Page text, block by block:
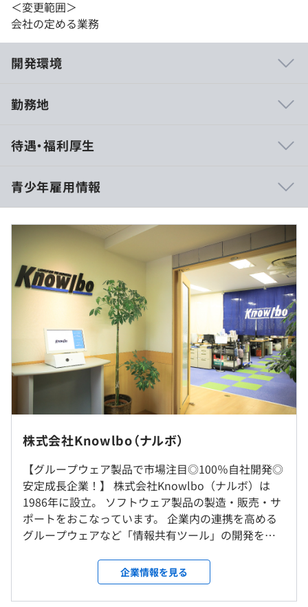
＜変更範囲＞
会社の定める業務
開発環境
リアルタイムに把握でき、やりがいを感じながら働いてい
・Microsoftの技術を使っていることが大きいため、毎年
近郊で開催されるカンファレンスには交代で参加し、最新
の技術を学び続けることができます。
・C#、ASP.NETに関する書籍の執筆者も在籍しています。
・小さい会社ながら、さまざまな大手企業でも導入されて
いるシステムを構築し、ハードウェアからサーバ周りアプ
リに至るまで幅広い技術に触れることができます。
◆グループウェア（社内などグループ単位で情報共有する
ためのソフトウェア）
・『ワークフローEX』：Excelを稟議書として使用できる
ワークフローシステム
https://www.workflow-ex.jp/
ステム
https://www.visitview.jp/
・『OfficeView』：スケジュール、施設予約、文書管理、
掲示板等の機能を持つシステム
https://www.knowlbo.co.jp/product/officeview/
◆コンポーネント（ソフトウェアに組み込める部品）
・『タイムビュー』：ガントチャート形式のコンポーネン
勤務地
※本社勤務
※転勤はありません
就業場所の変更範囲
＜雇入時＞
本社
＜変更範囲＞
変更なし
受動喫煙防止措置に関する事項
待遇・福利厚生
（※想定年収は年収提示額を保証するものではありません）
10:00～18:00（実働7時間）
休憩時間：12:00～13:00（60分間）
平均残業時間：平均9.5時間 / 月
・完全週休2日制（土・日）
・有給休暇
・産前産後休業
・育児休暇
・通勤交通費（非課税対象：50,000円以内）
青少年雇用情報
平均勤続年数
13.0年
研修の有無及び内容
新入社員に対し、入社後ビジネスマナー研修を実施
9.5時間
前年度の有給休暇の平均取得日数
13.5日
前事業年度の育児休業取得者数／出産者数
男性0人/0人
女性0人/0人
株式会社Knowlbo（ナルボ）
【グループウェア製品で市場注目◎100％自社開発◎
安定成長企業！】 株式会社Knowlbo（ナルボ）は
1986年に設立。 ソフトウェア製品の製造・販売・サ
ポートをおこなっています。 企業内の連携を高める
グループウェアなど「情報共有ツール」の開発を得
や独自性を発揮することで実績を上げています。たと
えば弊社の製品である「ワークフローEX」は、「マ
イクロソフトイノベーションアワード2007」におい
企業情報を見る